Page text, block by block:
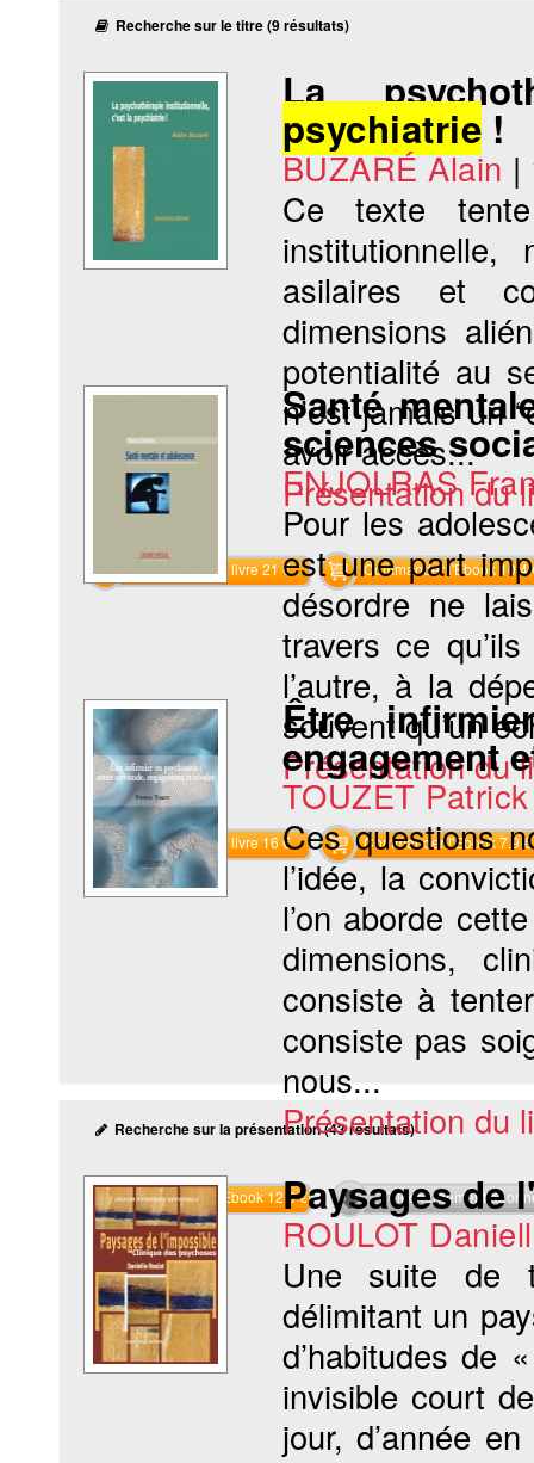
Recherche sur le titre (9 résultats)
La
psychiatrie !
BUZARÉ Alain |
Ce texte
asilaires et
dimensions
potentialité au
n’est jamais un
avoir accès...
Présentation du
Commander le livre 21 € Commander l'Ebook 10.4
Santé
sciences
ENJOLRAS
Pour les
est une part
désordre ne
travers ce
l’autre, à la
souvent qu’un
Présentation du
Commander le livre 16 € Commander l'Ebook 7.9 €
Être
engagement
TOUZET
Ces questions
l’idée, la
l’on aborde
dimensions,
consiste à
consiste pas
nous...
Présentation du
Commander l'Ebook 12.9 € Téléchargement
Recherche sur la présentation (43 résultats)
Paysages de
ROULOT
Une suite de
délimitant un
d’habitudes de
invisible court
jour, d’année